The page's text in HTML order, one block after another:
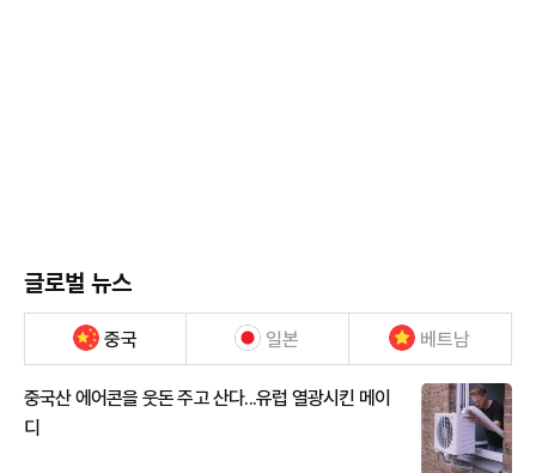
글로벌 뉴스
중국 일본 베트남
중국산 에어콘을 웃돈 주고 산다...유럽 열광시킨 메이
디